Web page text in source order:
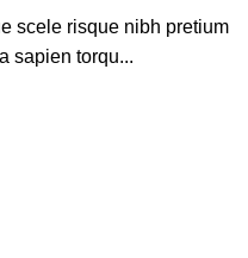
scele risque nibh pretium
sapien torqu...